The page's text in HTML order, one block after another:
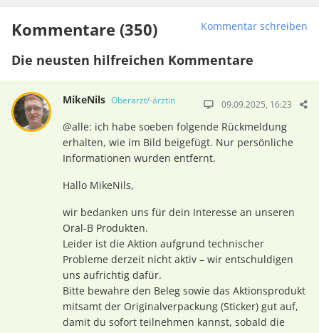
Kommentare (350) Kommentar schreiben
Die neusten hilfreichen Kommentare
MikeNils Oberarzt/-ärztin 09.09.2025, 16:23
@alle: ich habe soeben folgende Rückmeldung
erhalten, wie im Bild beigefügt. Nur persönliche
Informationen wurden entfernt.
Hallo MikeNils,
wir bedanken uns für dein Interesse an unseren
Oral-B Produkten.
Leider ist die Aktion aufgrund technischer
Probleme derzeit nicht aktiv – wir entschuldigen
uns aufrichtig dafür.
Bitte bewahre den Beleg sowie das Aktionsprodukt
mitsamt der Originalverpackung (Sticker) gut auf,
damit du sofort teilnehmen kannst, sobald die